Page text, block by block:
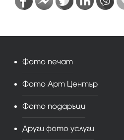
Фото печат
Фото Арт Център
Фото подаръци
Други фото услуги